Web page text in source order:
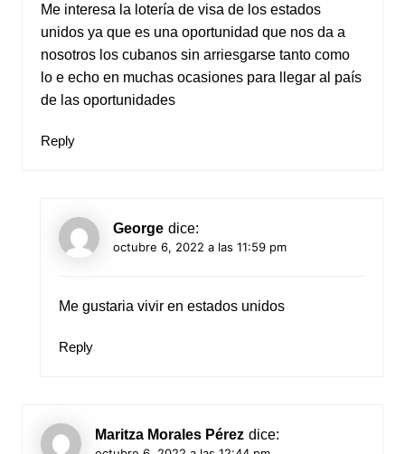
Me interesa la lotería de visa de los estados
unidos ya que es una oportunidad que nos da a
nosotros los cubanos sin arriesgarse tanto como
lo e echo en muchas ocasiones para llegar al país
de las oportunidades
Reply
George dice:
octubre 6, 2022 a las 11:59 pm
Me gustaria vivir en estados unidos
Reply
Maritza Morales Pérez dice: